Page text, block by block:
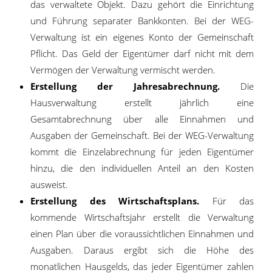
das verwaltete Objekt. Dazu gehört die Einrichtung
und Führung separater Bankkonten. Bei der WEG-
Verwaltung ist ein eigenes Konto der Gemeinschaft
Pflicht. Das Geld der Eigentümer darf nicht mit dem
Vermögen der Verwaltung vermischt werden.
Erstellung der Jahresabrechnung. Die
Hausverwaltung erstellt jährlich eine
Gesamtabrechnung über alle Einnahmen und
Ausgaben der Gemeinschaft. Bei der WEG-Verwaltung
kommt die Einzelabrechnung für jeden Eigentümer
hinzu, die den individuellen Anteil an den Kosten
ausweist.
Erstellung des Wirtschaftsplans. Für das
kommende Wirtschaftsjahr erstellt die Verwaltung
einen Plan über die voraussichtlichen Einnahmen und
Ausgaben. Daraus ergibt sich die Höhe des
monatlichen Hausgelds, das jeder Eigentümer zahlen